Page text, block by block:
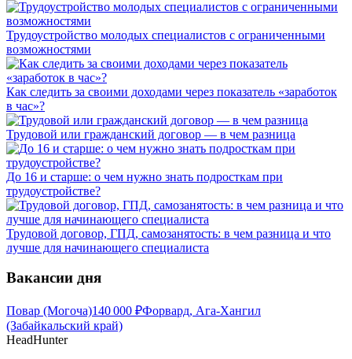
Трудоустройство молодых специалистов с ограниченными
возможностями
Как следить за своими доходами через показатель «заработок
в час»?
Трудовой или гражданский договор — в чем разница
До 16 и старше: о чем нужно знать подросткам при
трудоустройстве?
Трудовой договор, ГПД, самозанятость: в чем разница и что
лучше для начинающего специалиста
Вакансии дня
Повар (Могоча)140 000 ₽Форвард, Ага-Хангил
(Забайкальский край)
HeadHunter